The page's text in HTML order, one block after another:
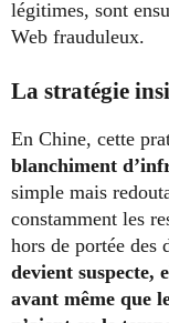
légitimes, sont
Web frauduleux.
La stratégie
En Chine, cette
blanchiment
simple mais
constamment les
hors de portée des
devient suspecte,
avant même que